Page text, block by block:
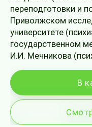
переподготовки и
Приволжском
университете
государственном
И.И. Мечникова
В